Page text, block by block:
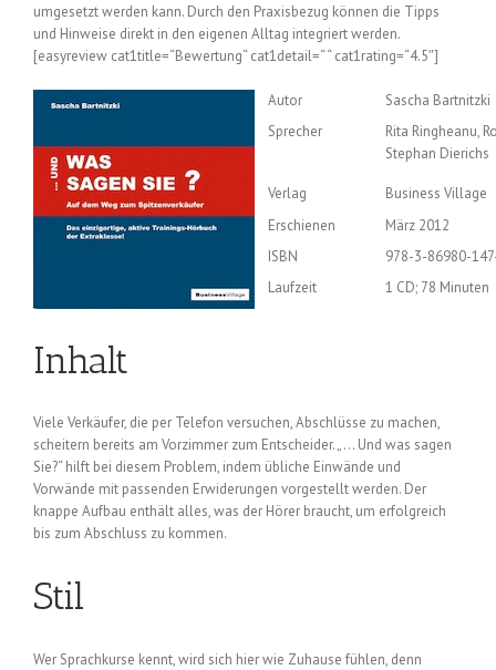
umgesetzt werden kann. Durch den Praxisbezug können die Tipps
und Hinweise direkt in den eigenen Alltag integriert werden.
[easyreview cat1title=“Bewertung“ cat1detail=“ “ cat1rating=“4.5″]
Autor
Sascha Bartnitzki
Sprecher
Rita Ringheanu,
Stephan Dierichs
Verlag
Business Village
Erschienen
März 2012
ISBN
978-3-86980-
Laufzeit
1 CD; 78 Minuten
Inhalt
Viele Verkäufer, die per Telefon versuchen, Abschlüsse zu machen,
scheitern bereits am Vorzimmer zum Entscheider. „… Und was sagen
Sie?“ hilft bei diesem Problem, indem übliche Einwände und
Vorwände mit passenden Erwiderungen vorgestellt werden. Der
knappe Aufbau enthält alles, was der Hörer braucht, um erfolgreich
bis zum Abschluss zu kommen.
Stil
Wer Sprachkurse kennt, wird sich hier wie Zuhause fühlen, denn